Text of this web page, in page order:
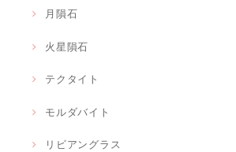
月隕石
火星隕石
テクタイト
モルダバイト
リビアングラス